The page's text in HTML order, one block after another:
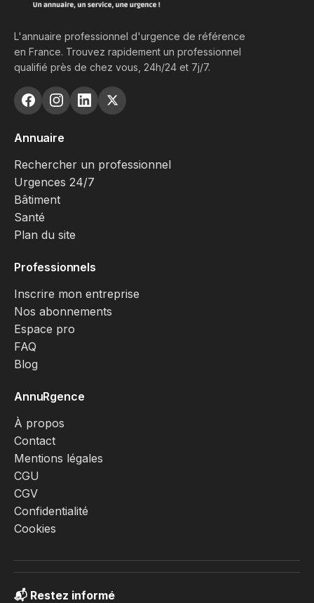
L'annuaire professionnel d'urgence de référence
en France. Trouvez rapidement un professionnel
qualifié près de chez vous, 24h/24 et 7j/7.
Annuaire
Rechercher un professionnel
Urgences 24/7
Bâtiment
Santé
Plan du site
Professionnels
Inscrire mon entreprise
Nos abonnements
Espace pro
FAQ
Blog
AnnuRgence
À propos
Contact
Mentions légales
CGU
CGV
Confidentialité
Cookies
📬 Restez informé